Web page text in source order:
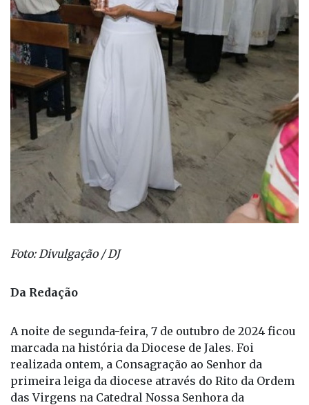
Foto: Divulgação / DJ
Da Redação
A noite de segunda-feira, 7 de outubro de 2024 ficou
marcada na história da Diocese de Jales. Foi
realizada ontem, a Consagração ao Senhor da
primeira leiga da diocese através do Rito da Ordem
das Virgens na Catedral Nossa Senhora da